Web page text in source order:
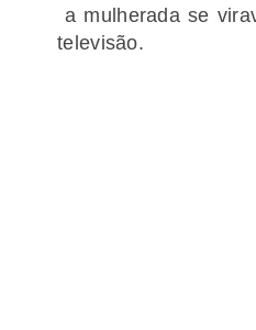
a mulherada se
televisão.